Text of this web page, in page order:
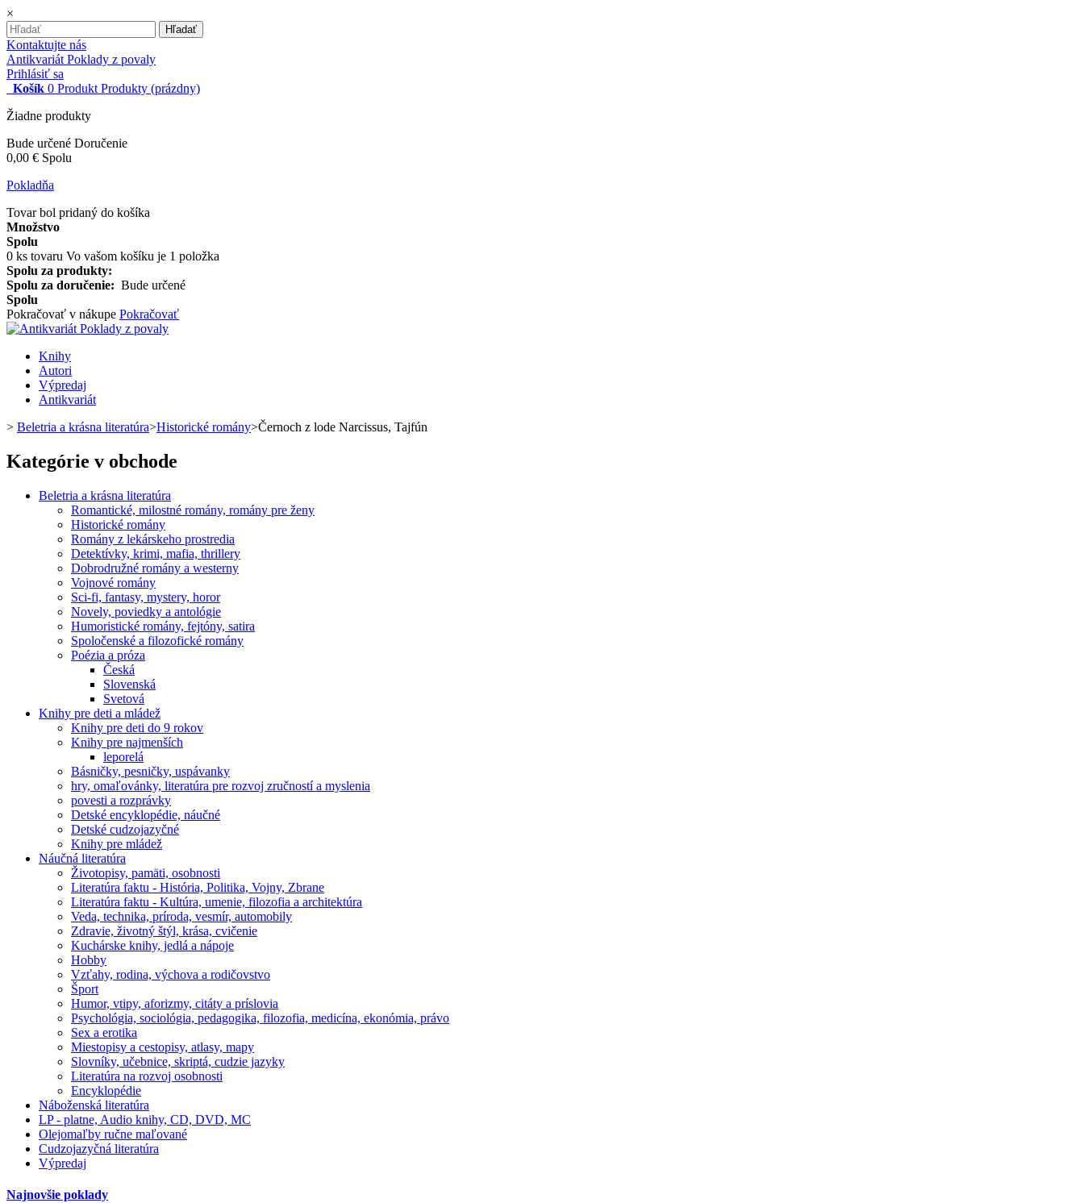
×
Hľadať
Kontaktujte nás
Antikvariát Poklady z povaly
Prihlásiť sa
Košík 0 Produkt Produkty (prázdny)
Žiadne produkty
Bude určené Doručenie
0,00 € Spolu
Pokladňa
Tovar bol pridaný do košíka
Množstvo
Spolu
0 ks tovaru Vo vašom košíku je 1 položka
Spolu za produkty:
Spolu za doručenie: Bude určené
Spolu
Pokračovať v nákupe Pokračovať
Knihy
Autori
Výpredaj
Antikvariát
> Beletria a krásna literatúra>Historické romány>Černoch z lode Narcissus, Tajfún
Kategórie v obchode
Beletria a krásna literatúra
Romantické, milostné romány, romány pre ženy
Historické romány
Romány z lekárskeho prostredia
Detektívky, krimi, mafia, thrillery
Dobrodružné romány a westerny
Vojnové romány
Sci-fi, fantasy, mystery, horor
Novely, poviedky a antológie
Humoristické romány, fejtóny, satira
Spoločenské a filozofické romány
Poézia a próza
Česká
Slovenská
Svetová
Knihy pre deti a mládež
Knihy pre deti do 9 rokov
Knihy pre najmenších
leporelá
Básničky, pesničky, uspávanky
hry, omaľovánky, literatúra pre rozvoj zručností a myslenia
povesti a rozprávky
Detské encyklopédie, náučné
Detské cudzojazyčné
Knihy pre mládež
Náučná literatúra
Životopisy, pamäti, osobnosti
Literatúra faktu - História, Politika, Vojny, Zbrane
Literatúra faktu - Kultúra, umenie, filozofia a architektúra
Veda, technika, príroda, vesmír, automobily
Zdravie, životný štýl, krása, cvičenie
Kuchárske knihy, jedlá a nápoje
Hobby
Vzťahy, rodina, výchova a rodičovstvo
Šport
Humor, vtipy, aforizmy, citáty a príslovia
Psychológia, sociológia, pedagogika, filozofia, medicína, ekonómia, právo
Sex a erotika
Miestopisy a cestopisy, atlasy, mapy
Slovníky, učebnice, skriptá, cudzie jazyky
Literatúra na rozvoj osobnosti
Encyklopédie
Náboženská literatúra
LP - platne, Audio knihy, CD, DVD, MC
Olejomaľby ručne maľované
Cudzojazyčná literatúra
Výpredaj
Najnovšie poklady